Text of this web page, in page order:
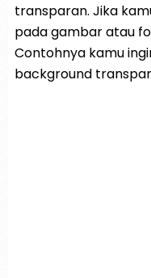
transparan. Jika
pada gambar atau
Contohnya kamu
background